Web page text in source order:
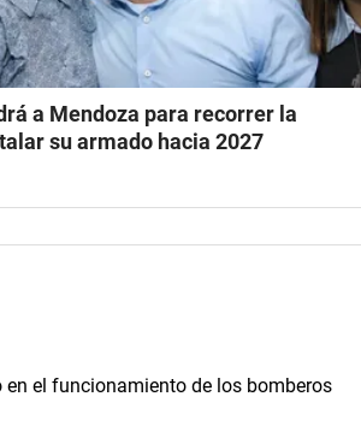
a Mendoza para recorrer la
su armado hacia 2027